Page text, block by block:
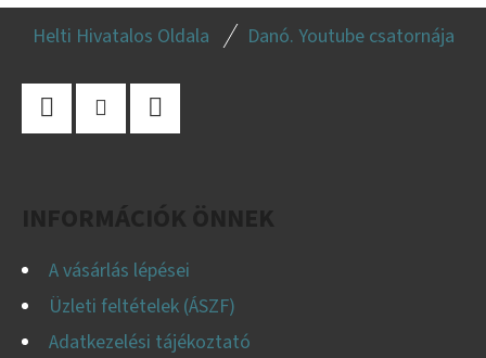
Helti Hivatalos Oldala Danó. Youtube csatornája
A vásárlás lépései
Üzleti feltételek (ÁSZF)
Adatkezelési tájékoztató